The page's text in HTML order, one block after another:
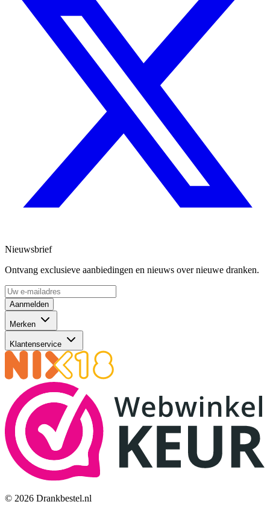
Nieuwsbrief
Ontvang exclusieve aanbiedingen en nieuws over nieuwe dranken.
Aanmelden
Merken
Klantenservice
© 2026 Drankbestel.nl